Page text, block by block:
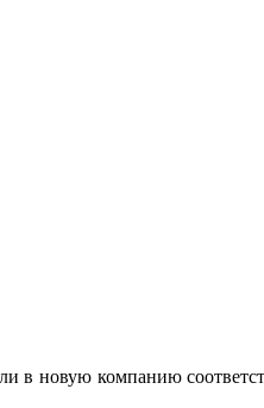
в новую компанию